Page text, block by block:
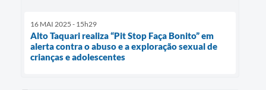
16 MAI 2025 - 15h29
Alto Taquari realiza “Pit Stop Faça Bonito” em
alerta contra o abuso e a exploração sexual de
crianças e adolescentes